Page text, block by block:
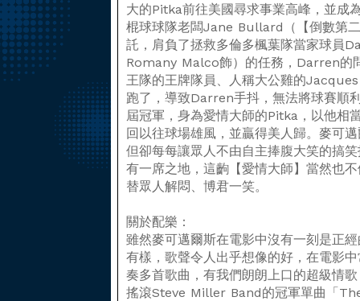
大的Pitka前往美國尋求事業高峰，並成
棍球球隊老闆Jane Bullard（【倒數第
託，肩負了拯救多倫多楓葉隊當家球員
Romany Malco飾）的任務，Darren的
王隊的王牌隊員、人稱大公雞的
跑了，導致Darren手抖，無法將球賽順
屆冠軍，身為愛情大師的Pitka，以他相
回以往球場雄風，並贏得美人歸。麥可
但卻每每讓眾人不由自主捧腹大笑的搞
有一席之地，這齣【愛情大師】當然也
替眾人解悶、博君一笑。
關於配樂：
雖然麥可邁爾斯在電影中沒有一刻是正
有樣，歌聲令人出乎想像的好，在電影
奏多首歌曲，有我們朗朗上口的超級情
搖滾Steve Miller Band的冠軍單曲「